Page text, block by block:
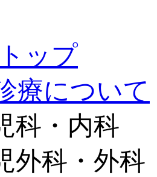
ップ
療について
科・内科
外科・外科